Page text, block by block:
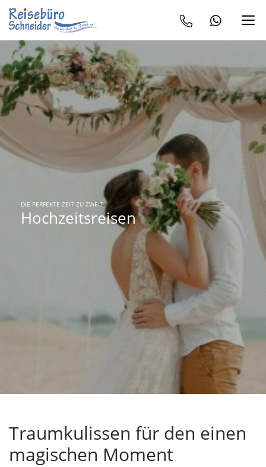
DIE PERFEKTE ZEIT ZU ZWEIT
Hochzeitsreisen
Traumkulissen für den einen
magischen Moment